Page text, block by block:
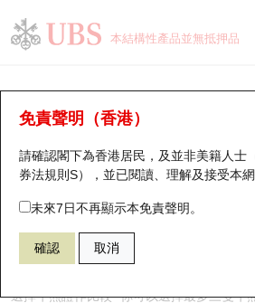
本結構性產品並無抵押品
免責聲明（香港）
請確認閣下為香港居民，及並非美籍人士
券法規則S），並已閱讀、理解及接受本
未來7日不再顯示本免責聲明。
確認 取消
牛熊證分析儀
表現 街貨統計 比較
53111 瑞銀熊證 0020 商湯
選擇牛熊證作比較 *你可以選擇最多三隻牛
瑞銀認股證一覽
新發行瑞銀認股證
即將到期認股證
認股證到期結算價查詢
認股證分析儀
街貨統計
比較
牛熊全景快搜
牛熊證搜尋
牛熊證街貨分佈圖
正股牛熊證列表
新發行瑞銀牛熊證
街貨統計
比較
十大升幅/跌幅
十大認股證成交分佈
十天股證佔大市成交
資金流
街貨統計
正股分析儀
二十大活躍股份
恒指成份股
國指成份股
科指成份股
持股比重
顯示所有持股比重
每月輪證大市專題
輪證專欄
講座及教育短片
認股證投資者教育
牛熊證投資者教育